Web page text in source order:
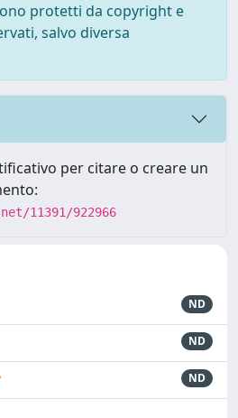
protetti da copyright e
salvo diversa
per citare o creare un
11391/922966
ND
ND
ND